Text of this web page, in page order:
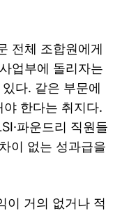
전체 조합원에게
업부에 돌리자는
다. 같은 부문에
한다는 취지다.
파운드리 직원들
이 없는 성과급을
이 거의 없거나 적